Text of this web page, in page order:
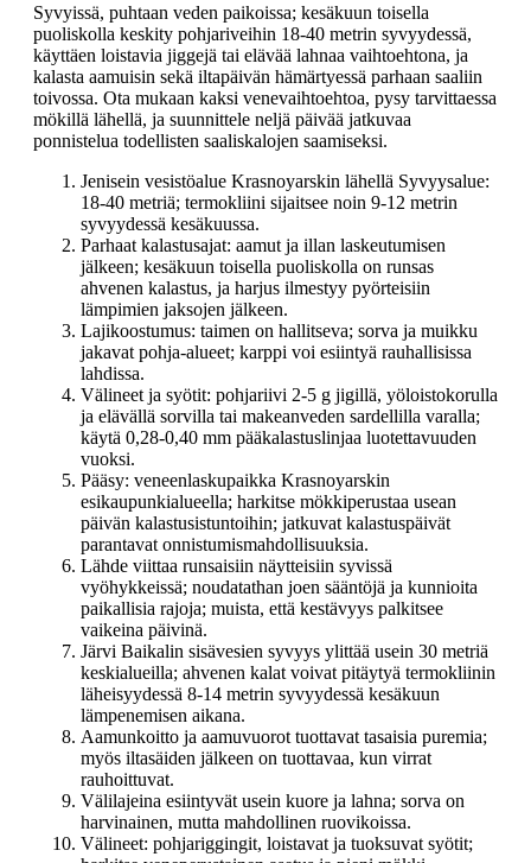
Syvyissä, puhtaan veden paikoissa; kesäkuun toisella
puoliskolla keskity pohjariveihin 18-40 metrin syvyydessä,
käyttäen loistavia jiggejä tai elävää lahnaa vaihtoehtona, ja
kalasta aamuisin sekä iltapäivän hämärtyessä parhaan saaliin
toivossa. Ota mukaan kaksi venevaihtoehtoa, pysy tarvittaessa
mökillä lähellä, ja suunnittele neljä päivää jatkuvaa
ponnistelua todellisten saaliskalojen saamiseksi.
Jenisein vesistöalue Krasnoyarskin lähellä Syvyysalue:
18-40 metriä; termokliini sijaitsee noin 9-12 metrin
syvyydessä kesäkuussa.
Parhaat kalastusajat: aamut ja illan laskeutumisen
jälkeen; kesäkuun toisella puoliskolla on runsas
ahvenen kalastus, ja harjus ilmestyy pyörteisiin
lämpimien jaksojen jälkeen.
Lajikoostumus: taimen on hallitseva; sorva ja muikku
jakavat pohja-alueet; karppi voi esiintyä rauhallisissa
lahdissa.
Välineet ja syötit: pohjariivi 2-5 g jigillä, yöloistokorulla
ja elävällä sorvilla tai makeanveden sardellilla varalla;
käytä 0,28-0,40 mm pääkalastuslinjaa luotettavuuden
vuoksi.
Pääsy: veneenlaskupaikka Krasnoyarskin
esikaupunkialueella; harkitse mökkiperustaa usean
päivän kalastusistuntoihin; jatkuvat kalastuspäivät
parantavat onnistumismahdollisuuksia.
Lähde viittaa runsaisiin näytteisiin syvissä
vyöhykkeissä; noudatathan joen sääntöjä ja kunnioita
paikallisia rajoja; muista, että kestävyys palkitsee
vaikeina päivinä.
Järvi Baikalin sisävesien syvyys ylittää usein 30 metriä
keskialueilla; ahvenen kalat voivat pitäytyä termokliinin
läheisyydessä 8-14 metrin syvyydessä kesäkuun
lämpenemisen aikana.
Aamunkoitto ja aamuvuorot tuottavat tasaisia puremia;
myös iltasäiden jälkeen on tuottavaa, kun virrat
rauhoittuvat.
Välilajeina esiintyvät usein kuore ja lahna; sorva on
harvinainen, mutta mahdollinen ruovikoissa.
Välineet: pohjariggingit, loistavat ja tuoksuvat syötit;